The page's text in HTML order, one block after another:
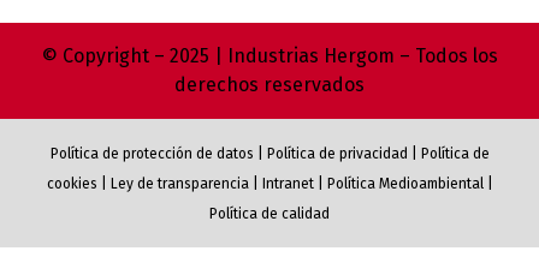
© Copyright – 2025 | Industrias Hergom – Todos los
derechos reservados
Política de protección de datos Política de privacidad
Política de
cookies
Ley de transparencia| Intranet| Política Medioambiental|
Política de calidad